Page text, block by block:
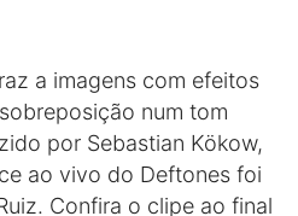
a imagens com efeitos
num tom
por Sebastian Kökow,
ao vivo do Deftones foi
Confira o clipe ao final